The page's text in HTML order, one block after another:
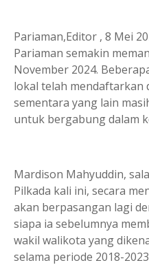
Pariaman,Editor , 8 Mei
Pariaman semakin
November 2024.
lokal telah mendaftarkan
sementara yang lain
untuk bergabung dalam
Mardison Mahyuddin,
Pilkada kali ini, secara
akan berpasangan lagi
siapa ia sebelumnya
wakil walikota yang
selama periode 2018-